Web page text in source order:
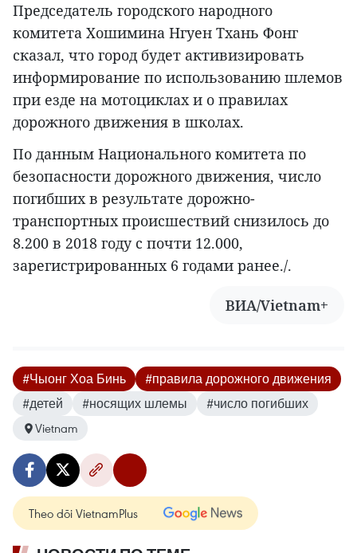
Председатель городского народного
комитета Хошимина Нгуен Тхань Фонг
сказал, что город будет активизировать
информирование по использованию шлемов
при езде на мотоциклах и о правилах
дорожного движения в школах.
По данным Национального комитета по
безопасности дорожного движения, число
погибших в результате дорожно-
транспортных происшествий снизилось до
8.200 в 2018 году с почти 12.000,
зарегистрированных 6 годами ранее./.
ВИА/Vietnam+
#Чыонг Хоа Бинь
#правила дорожного движения
#детей
#носящих шлемы
#число погибших
Vietnam
Theo dõi VietnamPlus